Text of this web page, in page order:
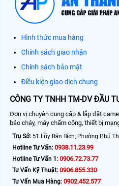
Hình thức mua hàng
Chính sách giao nhận
Chính sách bảo mật
Điều kiện giao dịch chung
CÔNG TY TNHH TM-DV ĐẦU
Đơn vị chuyên cung cấp & lắp đặt
báo cháy, máy chấm công, thiết bị
Trụ Sở: 51 Lũy Bán Bích, Phường Phú
Hotline Tư Vấn: 0938.11.23.99
Hotline Tư Vấn 1: 0906.72.73.77
Tư Vấn Kỹ Thuật: 0906.855.330
Tư Vấn Mua Hàng: 0902.452.577